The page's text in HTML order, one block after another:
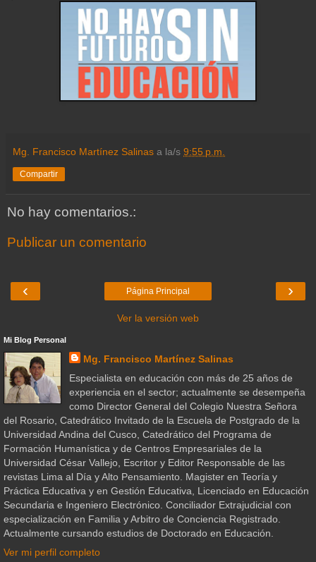
Mg. Francisco Martínez Salinas a la/s 9:55 p.m.
Compartir
No hay comentarios.:
Publicar un comentario
‹ ›
Página Principal
Ver la versión web
Mi Blog Personal
Mg. Francisco Martínez Salinas
Especialista en educación con más de 25 años de
experiencia en el sector; actualmente se desempeña
como Director General del Colegio Nuestra Señora
del Rosario, Catedrático Invitado de la Escuela de Postgrado de la
Universidad Andina del Cusco, Catedrático del Programa de
Formación Humanística y de Centros Empresariales de la
Universidad César Vallejo, Escritor y Editor Responsable de las
revistas Lima al Día y Alto Pensamiento. Magister en Teoría y
Práctica Educativa y en Gestión Educativa, Licenciado en Educación
Secundaria e Ingeniero Electrónico. Conciliador Extrajudicial con
especialización en Familia y Arbitro de Conciencia Registrado.
Actualmente cursando estudios de Doctorado en Educación.
Ver mi perfil completo